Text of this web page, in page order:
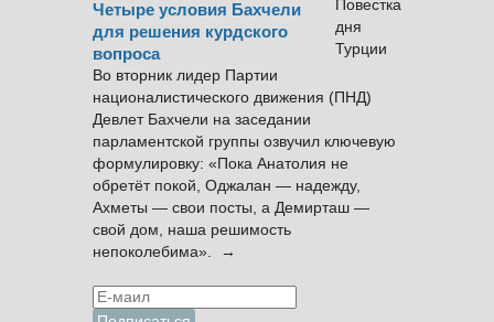
Четыре условия Бахчели
для решения курдского
вопроса
Во вторник лидер Партии
националистического движения (ПНД)
Девлет Бахчели на заседании
парламентской группы озвучил ключевую
формулировку: «Пока Анатолия не
обретёт покой, Оджалан — надежду,
Ахметы — свои посты, а Демирташ —
свой дом, наша решимость
непоколебима». →